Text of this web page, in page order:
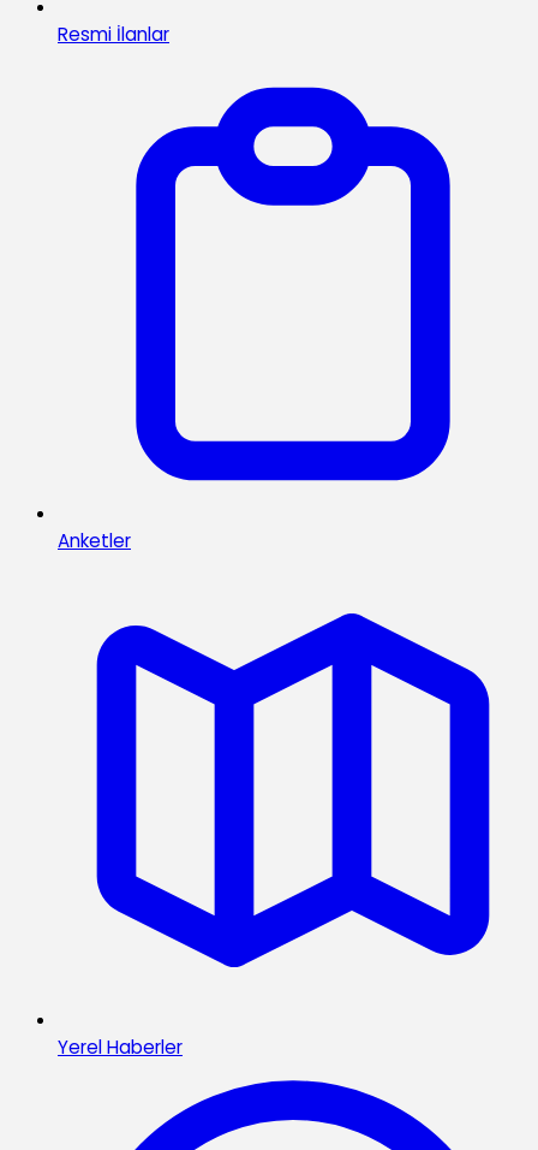
Resmi İlanlar
Anketler
Yerel Haberler